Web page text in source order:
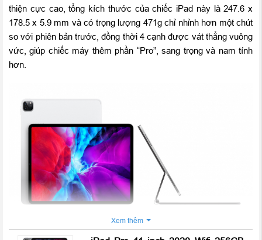
thiện cực cao, tổng kích thước của chiếc iPad này là 247.6 x
178.5 x 5.9 mm và có trọng lượng 471g chỉ nhỉnh hơn một chút
so với phiên bản trước, đồng thời 4 cạnh được vát thẳng vuông
vức, giúp chiếc máy thêm phần “Pro”, sang trọng và nam tính
hơn.
Xem thêm